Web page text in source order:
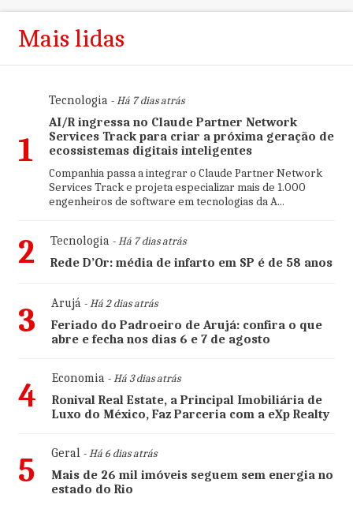
Mais lidas
1
Tecnologia- Há 7 dias atrás
AI/R ingressa no Claude Partner Network
Services Track para criar a próxima geração de
ecossistemas digitais inteligentes
Companhia passa a integrar o Claude Partner Network
Services Track e projeta especializar mais de 1.000
engenheiros de software em tecnologias da A...
2 Tecnologia- Há 7 dias atrás
Rede D’Or: média de infarto em SP é de 58 anos
3 Arujá- Há 2 dias atrás
Feriado do Padroeiro de Arujá: confira o que
abre e fecha nos dias 6 e 7 de agosto
4 Economia- Há 3 dias atrás
Ronival Real Estate, a Principal Imobiliária de
Luxo do México, Faz Parceria com a eXp Realty
5 Geral- Há 6 dias atrás
Mais de 26 mil imóveis seguem sem energia no
estado do Rio